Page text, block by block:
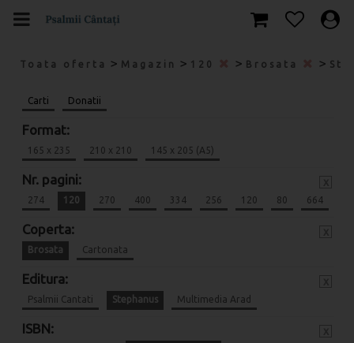
Toata oferta > Magazin > 120 > Brosata >
Carti Donatii
Format:
165 x 235 210 x 210 145 x 205 (A5)
Nr. pagini:
274 120 270 400 334 256 120 80 664
Coperta:
Brosata Cartonata
Editura:
Psalmii Cantati Stephanus Multimedia Arad
ISBN: